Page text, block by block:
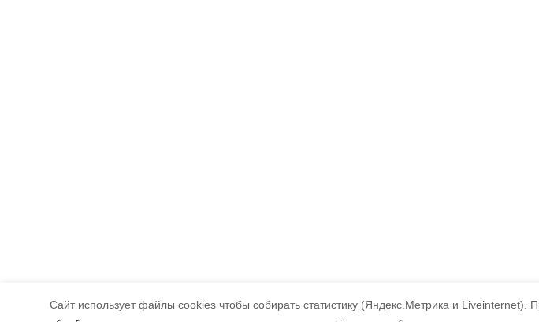
Cайт использует файлы cookies чтобы собирать статистику (Яндекс.Метрика и Liveinternet).